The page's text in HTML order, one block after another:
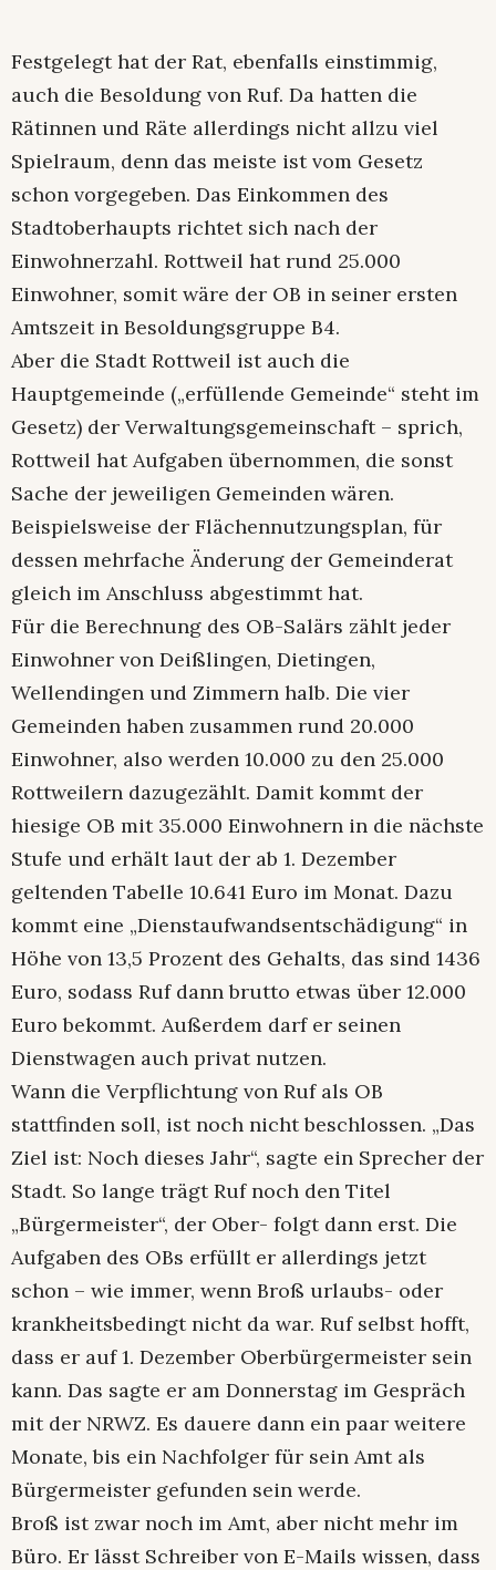
Festgelegt hat der Rat, ebenfalls einstimmig,
auch die Besoldung von Ruf. Da hatten die
Rätinnen und Räte allerdings nicht allzu viel
Spielraum, denn das meiste ist vom Gesetz
schon vorgegeben. Das Einkommen des
Stadtoberhaupts richtet sich nach der
Einwohnerzahl. Rottweil hat rund 25.000
Einwohner, somit wäre der OB in seiner ersten
Amtszeit in Besoldungsgruppe B4.
Aber die Stadt Rottweil ist auch die
Hauptgemeinde („erfüllende Gemeinde“ steht im
Gesetz) der Verwaltungsgemeinschaft – sprich,
Rottweil hat Aufgaben übernommen, die sonst
Sache der jeweiligen Gemeinden wären.
Beispielsweise der Flächennutzungsplan, für
dessen mehrfache Änderung der Gemeinderat
gleich im Anschluss abgestimmt hat.
Für die Berechnung des OB-Salärs zählt jeder
Einwohner von Deißlingen, Dietingen,
Wellendingen und Zimmern halb. Die vier
Gemeinden haben zusammen rund 20.000
Einwohner, also werden 10.000 zu den 25.000
Rottweilern dazugezählt. Damit kommt der
hiesige OB mit 35.000 Einwohnern in die nächste
Stufe und erhält laut der ab 1. Dezember
geltenden Tabelle 10.641 Euro im Monat. Dazu
kommt eine „Dienstaufwandsentschädigung“ in
Höhe von 13,5 Prozent des Gehalts, das sind 1436
Euro, sodass Ruf dann brutto etwas über 12.000
Euro bekommt. Außerdem darf er seinen
Dienstwagen auch privat nutzen.
Wann die Verpflichtung von Ruf als OB
stattfinden soll, ist noch nicht beschlossen. „Das
Ziel ist: Noch dieses Jahr“, sagte ein Sprecher der
Stadt. So lange trägt Ruf noch den Titel
„Bürgermeister“, der Ober- folgt dann erst. Die
Aufgaben des OBs erfüllt er allerdings jetzt
schon – wie immer, wenn Broß urlaubs- oder
krankheitsbedingt nicht da war. Ruf selbst hofft,
dass er auf 1. Dezember Oberbürgermeister sein
kann. Das sagte er am Donnerstag im Gespräch
mit der NRWZ. Es dauere dann ein paar weitere
Monate, bis ein Nachfolger für sein Amt als
Bürgermeister gefunden sein werde.
Broß ist zwar noch im Amt, aber nicht mehr im
Büro. Er lässt Schreiber von E-Mails wissen, dass